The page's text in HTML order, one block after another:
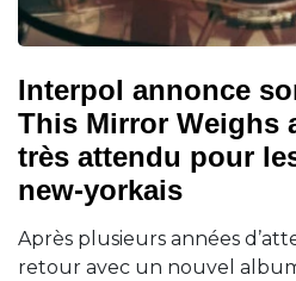
Interpol annonce
This Mirror Weighs
très attendu pour
new-yorkais
Après plusieurs années
retour avec un nouvel